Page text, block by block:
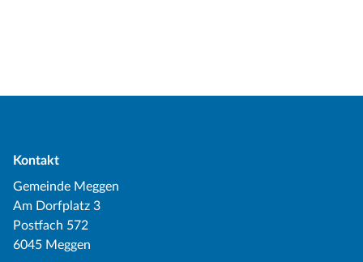
Kontakt
Gemeinde Meggen
Am Dorfplatz 3
Postfach 572
6045 Meggen